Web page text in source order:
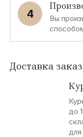
4
Вы
Доставка
до
для